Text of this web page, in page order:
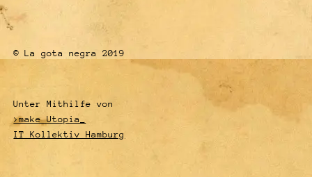
© La gota negra 2019
Unter Mithilfe von
>make Utopia_
IT Kollektiv Hamburg